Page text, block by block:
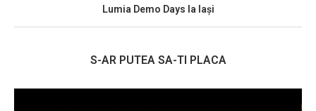
Lumia Demo Days la Iași
S-AR PUTEA SA-TI PLACA